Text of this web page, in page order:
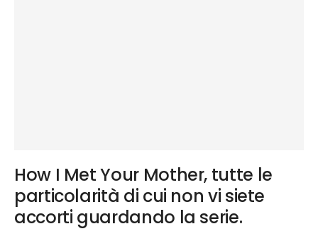
How I Met Your Mother, tutte le
particolarità di cui non vi siete
accorti guardando la serie.